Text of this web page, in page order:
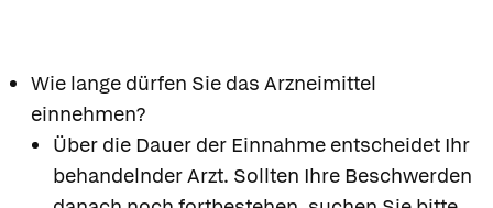
Wie lange dürfen Sie das Arzneimittel
einnehmen?
Über die Dauer der Einnahme entscheidet Ihr
behandelnder Arzt. Sollten Ihre Beschwerden